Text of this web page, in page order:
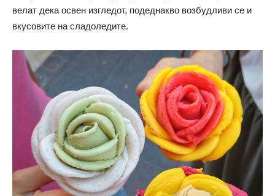
велат дека освен изгледот, подеднакво возбудливи се и
вкусовите на сладоледите.